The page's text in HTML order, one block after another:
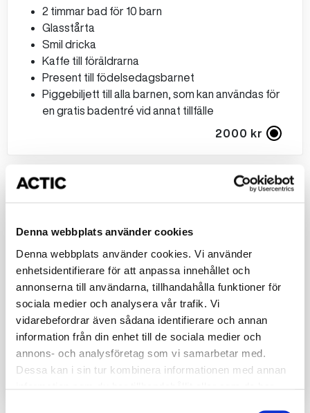
Denna webbplats använder cookies
Denna webbplats använder cookies. Vi använder
enhetsidentifierare för att anpassa innehållet och
annonserna till användarna, tillhandahålla funktioner för
sociala medier och analysera vår trafik. Vi
vidarebefordrar även sådana identifierare och annan
information från din enhet till de sociala medier och
annons- och analysföretag som vi samarbetar med.
Dessa kan i sin tur kombinera informationen med annan
2 timmar bad för 10 barn
Glasstårta
Smil dricka​
Kaffe till föräldrarna​
Present till födelsedagsbarnet​
Piggebiljett till alla barnen, som kan användas för
en gratis badentré vid annat tillfälle
2000 kr
Mellan kalaset
Glasstårta
Smil dricka​
Kaffe till föräldrarna​
Present till födelsedagsbarnet​
Piggebiljett till alla barnen, som kan användas för
en gratis badentré vid annat tillfälle
Korv med bröd
Godispåse
2500 kr